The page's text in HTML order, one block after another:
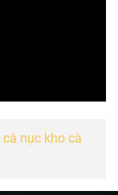
cá nục kho cà